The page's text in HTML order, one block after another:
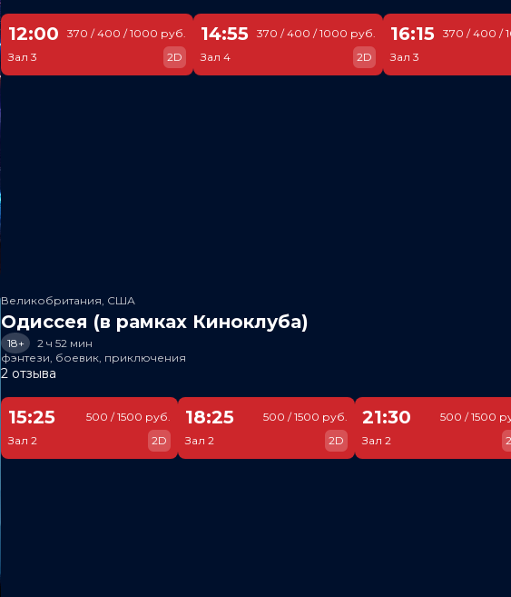
12:00
Зал 3
370 / 400 / 1000 руб.
2D
14:55
Зал 4
370 / 400 / 1000 руб.
2D
16:15
Зал 3
370 / 400 /
Великобритания, США
Одиссея (в рамках Киноклуба)
18+
2 ч 52 мин
фэнтези, боевик, приключения
2 отзыва
15:25
Зал 2
500 / 1500 руб.
2D
18:25
Зал 2
500 / 1500 руб.
2D
21:30
Зал 2
500 / 1500